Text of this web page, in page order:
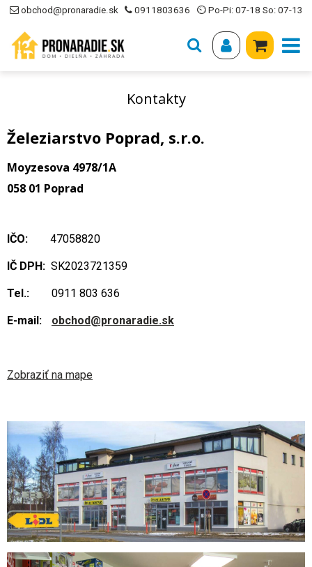
obchod@pronaradie.sk 0911803636 ⏲ Po-Pi: 07-18 So: 07-13
Kontakty
Železiarstvo Poprad, s.r.o.
Moyzesova 4978/1A
058 01 Poprad
IČO: 47058820
IČ DPH: SK2023721359
Tel.: 0911 803 636
E-mail: obchod@pronaradie.sk
Zobraziť na mape